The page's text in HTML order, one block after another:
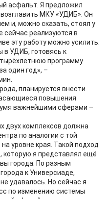
асфальт. Я предложил
МКУ «УДИБ». Он
и, можно сказать, стоял у
сейчас реализуются в
эту работу можно усилить.
в УДИБ, готовясь к
программу
один год», –
планируется внести
повышения
важнейшими сферами –
двух комплексов должна
по аналогии с той
уровне края. Такой подход
я представлял ещё
города. По разным
к Универсиаде,
удавалось. Но сейчас я
по изменению системы